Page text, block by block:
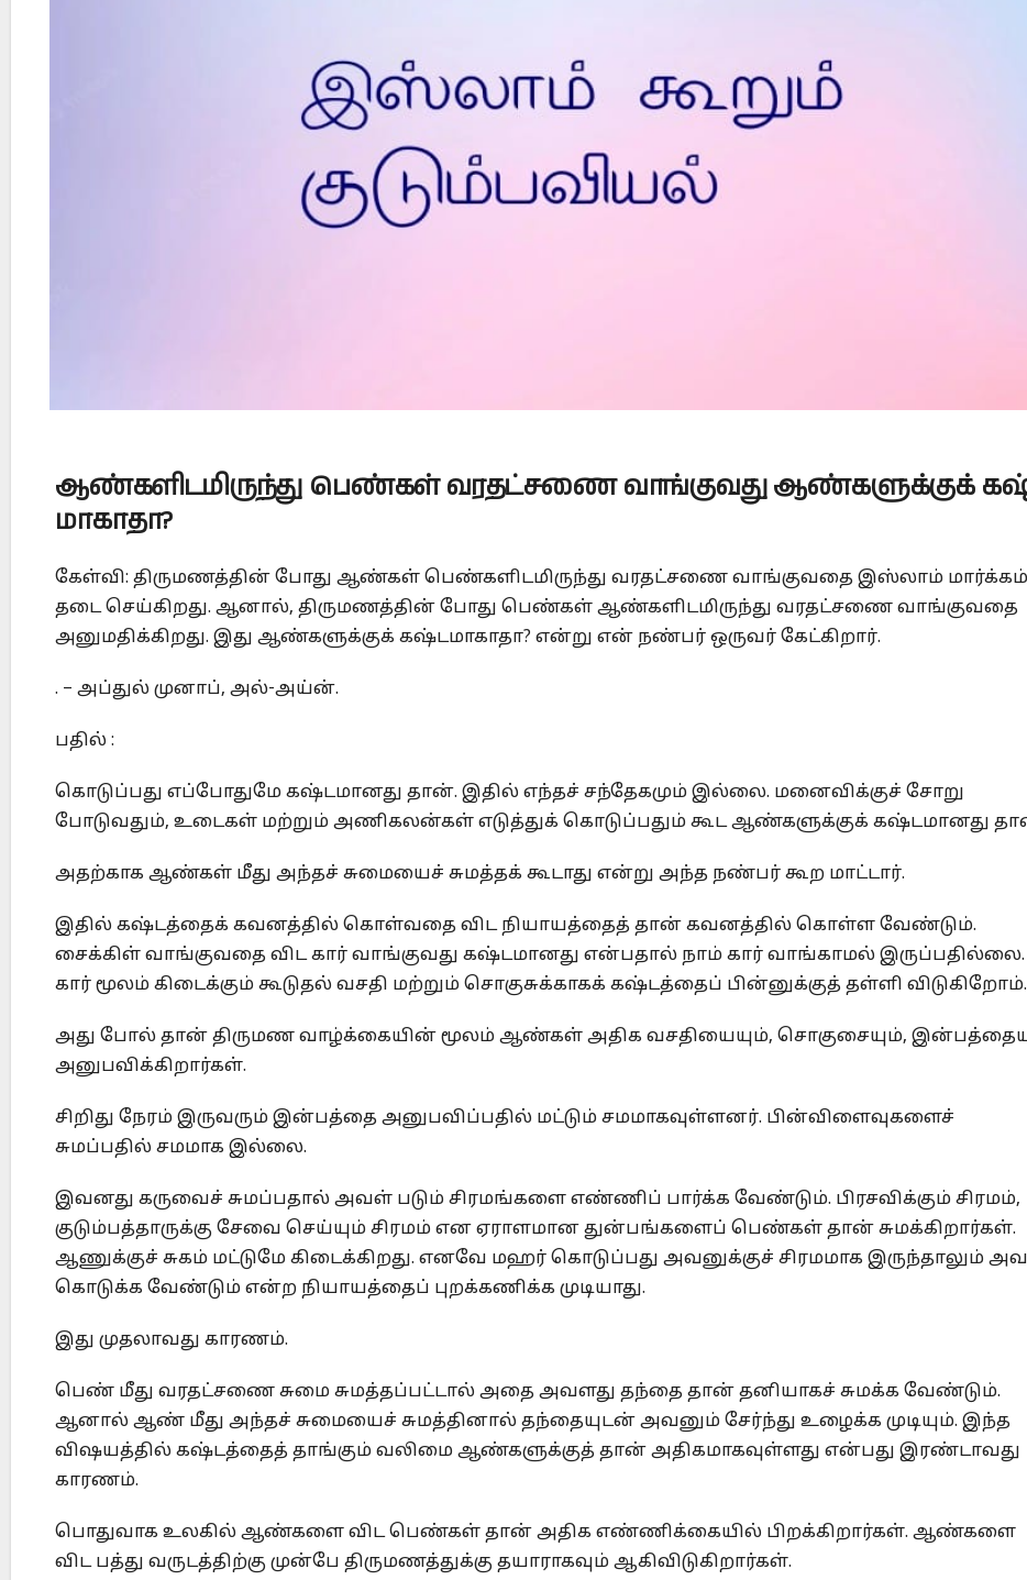
ஆண்களிடமிருந்து பெண்கள் வரதட்சணை வாங்குவதுஆண்களுக்குக்
மாகாதா?
கேள்வி: திருமணத்தின் போது ஆண்கள் பெண்களிடமிருந்து வரதட்சணை வாங்குவதை இஸ்லாம் மார்க்கம்
தடை செய்கிறது. ஆனால், திருமணத்தின் போது பெண்கள் ஆண்களிடமிருந்து வரதட்சணை வாங்குவதை
அனுமதிக்கிறது. இது ஆண்களுக்குக் கஷ்டமாகாதா? என்று என் நண்பர் ஒருவர் கேட்கிறார்.
. – அப்துல் முனாப், அல்-அய்ன்.
பதில் :
கொடுப்பது எப்போதுமே கஷ்டமானது தான். இதில் எந்தச் சந்தேகமும் இல்லை. மனைவிக்குச் சோறு
போடுவதும், உடைகள் மற்றும் அணிகலன்கள் எடுத்துக் கொடுப்பதும் கூட ஆண்களுக்குக் கஷ்டமானது
அதற்காக ஆண்கள் மீது அந்தச் சுமையைச் சுமத்தக் கூடாது என்று அந்த நண்பர் கூற மாட்டார்.
இதில் கஷ்டத்தைக் கவனத்தில் கொள்வதை விட நியாயத்தைத் தான் கவனத்தில் கொள்ள வேண்டும்.
சைக்கிள் வாங்குவதை விட கார் வாங்குவது கஷ்டமானது என்பதால் நாம் கார் வாங்காமல் இருப்பதில்லை.
கார் மூலம் கிடைக்கும் கூடுதல் வசதி மற்றும் சொகுசுக்காகக் கஷ்டத்தைப் பின்னுக்குத் தள்ளி விடுகிறோம்.
அது போல் தான் திருமண வாழ்க்கையின் மூலம் ஆண்கள் அதிக வசதியையும், சொகுசையும்,
அனுபவிக்கிறார்கள்.
சிறிது நேரம் இருவரும் இன்பத்தை அனுபவிப்பதில் மட்டும் சமமாகவுள்ளனர். பின்விளைவுகளைச்
சுமப்பதில் சமமாக இல்லை.
இவனது கருவைச் சுமப்பதால் அவள் படும் சிரமங்களை எண்ணிப் பார்க்க வேண்டும். பிரசவிக்கும் சிரமம்,
குடும்பத்தாருக்கு சேவை செய்யும் சிரமம் என ஏராளமான துன்பங்களைப் பெண்கள் தான் சுமக்கிறார்கள்.
ஆணுக்குச் சுகம் மட்டுமே கிடைக்கிறது. எனவே மஹர் கொடுப்பது அவனுக்குச் சிரமமாக இருந்தாலும்
கொடுக்க வேண்டும் என்ற நியாயத்தைப் புறக்கணிக்க முடியாது.
இது முதலாவது காரணம்.
பெண் மீது வரதட்சணை சுமை சுமத்தப்பட்டால் அதை அவளது தந்தை தான் தனியாகச் சுமக்க வேண்டும்.
ஆனால் ஆண் மீது அந்தச் சுமையைச் சுமத்தினால் தந்தையுடன் அவனும் சேர்ந்து உழைக்க முடியும். இந்த
விஷயத்தில் கஷ்டத்தைத் தாங்கும் வலிமை ஆண்களுக்குத் தான் அதிகமாகவுள்ளது என்பது இரண்டாவது
காரணம்.
பொதுவாக உலகில் ஆண்களை விட பெண்கள் தான் அதிக எண்ணிக்கையில் பிறக்கிறார்கள். ஆண்களை
விட பத்து வருடத்திற்கு முன்பே திருமணத்துக்கு தயாராகவும் ஆகிவிடுகிறார்கள்.
Did Jesus Resurrect on Sunday or Monday? Is Prophet Muhammad superior to Jesus?